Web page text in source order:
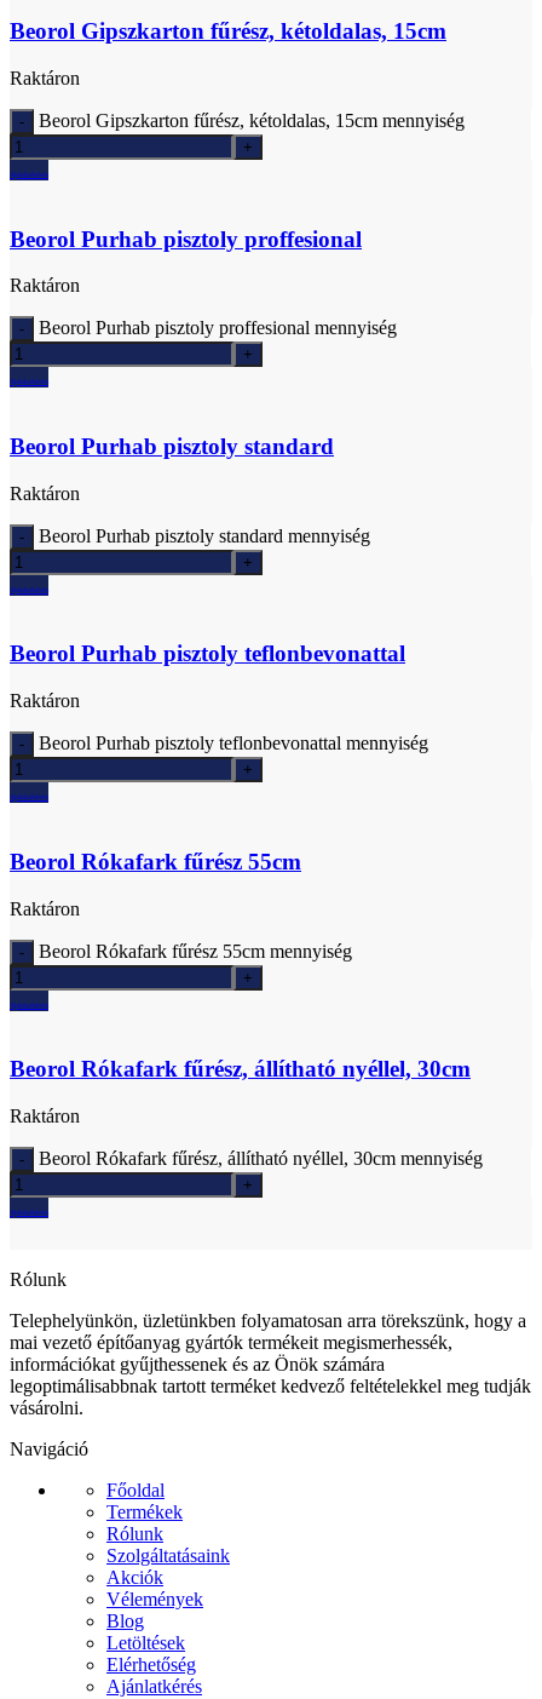
Beorol Gipszkarton fűrész, kétoldalas, 15cm
Raktáron
Beorol Gipszkarton fűrész, kétoldalas, 15cm mennyiség
Ajánlatkérés
Beorol Purhab pisztoly proffesional
Raktáron
Beorol Purhab pisztoly proffesional mennyiség
Ajánlatkérés
Beorol Purhab pisztoly standard
Raktáron
Beorol Purhab pisztoly standard mennyiség
Ajánlatkérés
Beorol Purhab pisztoly teflonbevonattal
Raktáron
Beorol Purhab pisztoly teflonbevonattal mennyiség
Ajánlatkérés
Beorol Rókafark fűrész 55cm
Raktáron
Beorol Rókafark fűrész 55cm mennyiség
Ajánlatkérés
Beorol Rókafark fűrész, állítható nyéllel, 30cm
Raktáron
Beorol Rókafark fűrész, állítható nyéllel, 30cm mennyiség
Ajánlatkérés
Rólunk
Telephelyünkön, üzletünkben folyamatosan arra törekszünk, hogy a
mai vezető építőanyag gyártók termékeit megismerhessék,
információkat gyűjthessenek és az Önök számára
legoptimálisabbnak tartott terméket kedvező feltételekkel meg tudják
vásárolni.
Navigáció
Főoldal
Termékek
Rólunk
Szolgáltatásaink
Akciók
Vélemények
Blog
Letöltések
Elérhetőség
Ajánlatkérés